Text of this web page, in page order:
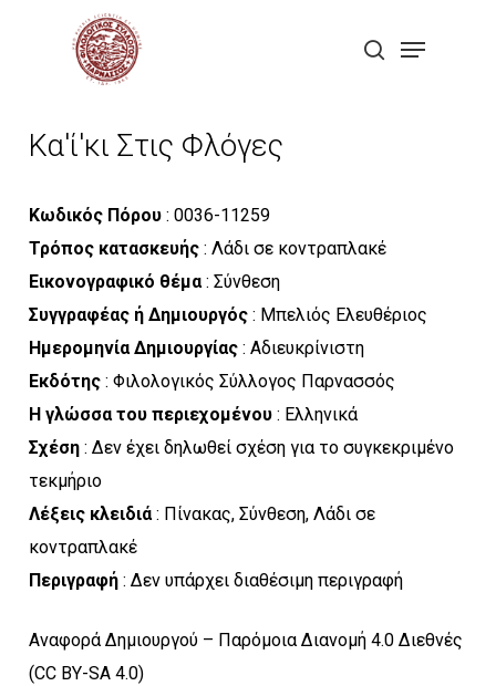
search
Menu
Κα'ί'κι Στις Φλόγες
Κωδικός Πόρου: 0036-11259
Τρόπος κατασκευής: Λάδι σε κοντραπλακέ
Εικονογραφικό θέμα: Σύνθεση
Συγγραφέας ή Δημιουργός: Μπελιός Ελευθέριος
Ημερομηνία Δημιουργίας: Αδιευκρίνιστη
Εκδότης: Φιλολογικός Σύλλογος Παρνασσός
Η γλώσσα του περιεχομένου: Ελληνικά
Σχέση: Δεν έχει δηλωθεί σχέση για το συγκεκριμένο
τεκμήριο
Λέξεις κλειδιά: Πίνακας, Σύνθεση, Λάδι σε
κοντραπλακέ
Περιγραφή: Δεν υπάρχει διαθέσιμη περιγραφή
Αναφορά Δημιουργού – Παρόμοια Διανομή 4.0 Διεθνές
(CC BY-SA 4.0)